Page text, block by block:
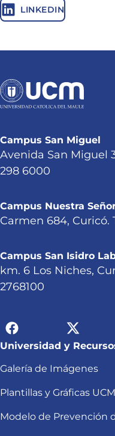
LINKEDIN
Campus San Miguel
Avenida San Miguel
298 6000
Campus Nuestra
Carmen 684, Curicó.
Campus San Isidro
km. 6 Los Niches,
2768100
Universidad y
Galería de Imágenes
Plantillas y Gráficas UCM
Modelo de Prevención